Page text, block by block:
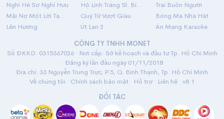
Nghỉ Hè Sợ Nghỉ Hưu
Hộ Linh Tráng Sĩ: Bí Ẩn Mộ Vua Đinh
Trại Buôn Người
Mãi Nợ Một Lời Tạm Biệt
Quý Tử Vượt Giàu
Bóng Ma Nhà Hát
Lên Hương
Út Lan 2
Án Mạng Karaoke
CÔNG TY TNHH MONET
Số ĐKKD: 0315367026 · Nơi cấp: Sở kế hoạch và đầu tư Tp. Hồ Chí Minh
· Đăng ký lần đầu ngày 01/11/2018
Địa chỉ: 33 Nguyễn Trung Trực, P.5, Q. Bình Thạnh, Tp. Hồ Chí Minh
Về chúng tôi · Chính sách bảo mật · Hỗ trợ · Liên hệ · v8.1
ĐỐI TÁC